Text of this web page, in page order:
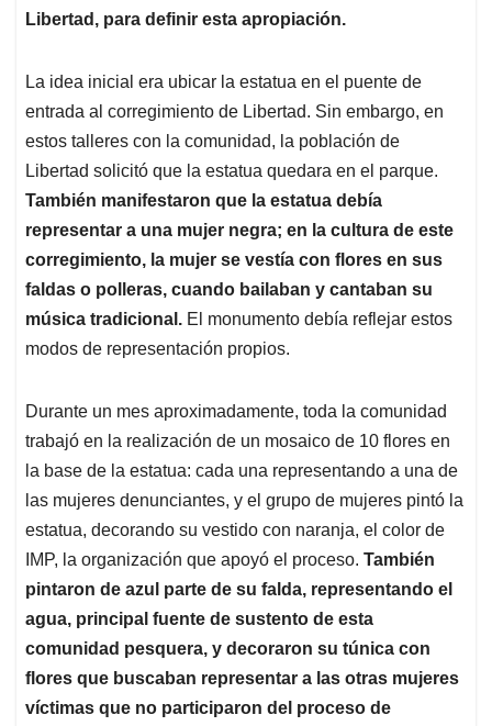
Libertad, para definir esta apropiación.
La idea inicial era ubicar la estatua en el puente de
entrada al corregimiento de Libertad. Sin embargo, en
estos talleres con la comunidad, la población de
Libertad solicitó que la estatua quedara en el parque.
También manifestaron que la estatua debía
representar a una mujer negra; en la cultura de este
corregimiento, la mujer se vestía con flores en sus
faldas o polleras, cuando bailaban y cantaban su
música tradicional. El monumento debía reflejar estos
modos de representación propios.
Durante un mes aproximadamente, toda la comunidad
trabajó en la realización de un mosaico de 10 flores en
la base de la estatua: cada una representando a una de
las mujeres denunciantes, y el grupo de mujeres pintó la
estatua, decorando su vestido con naranja, el color de
IMP, la organización que apoyó el proceso. También
pintaron de azul parte de su falda, representando el
agua, principal fuente de sustento de esta
comunidad pesquera, y decoraron su túnica con
flores que buscaban representar a las otras mujeres
víctimas que no participaron del proceso de